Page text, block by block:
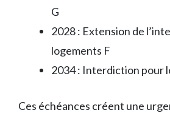
G
2028 : Extension de
logements F
2034 : Interdiction pour
Ces échéances créent une